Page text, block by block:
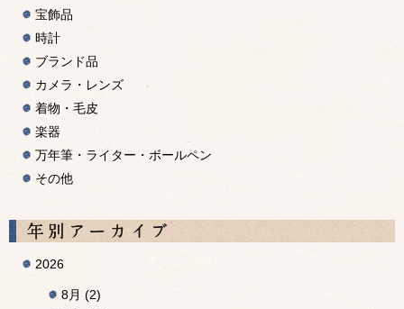
宝飾品
時計
ブランド品
カメラ・レンズ
着物・毛皮
楽器
万年筆・ライター・ボールペン
その他
2026
8月 (2)